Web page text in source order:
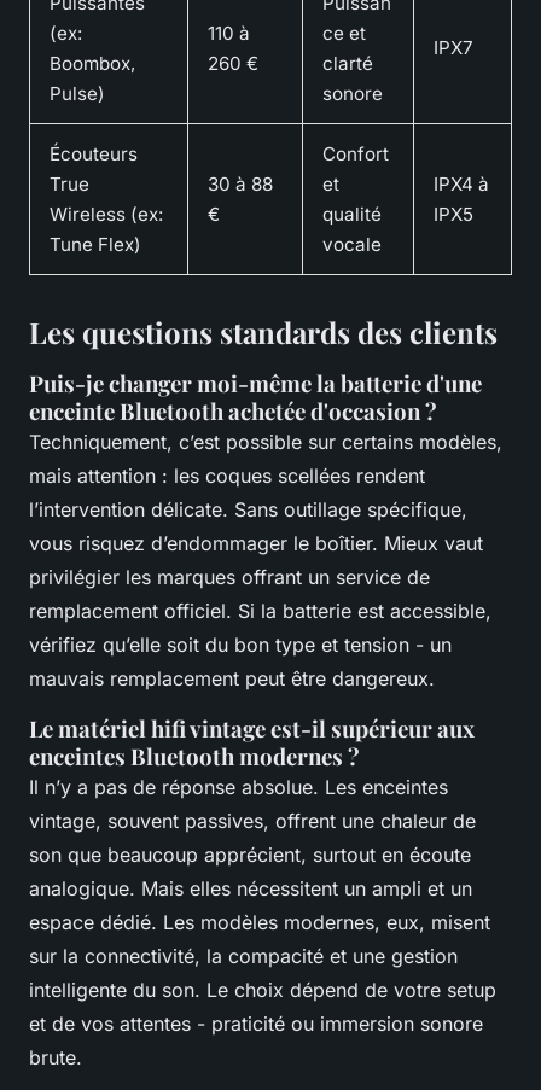
(ex:
Boombox,
Pulse)
110 à
260 €
ce et
clarté
sonore
IPX7
Écouteurs
True
Wireless (ex:
Tune Flex)
30 à 88
€
Confort
et
qualité
vocale
IPX4 à
IPX5
Les questions standards des clients
Puis-je changer moi-même la batterie d'une
enceinte Bluetooth achetée d'occasion ?
Techniquement, c’est possible sur certains modèles,
mais attention : les coques scellées rendent
l’intervention délicate. Sans outillage spécifique,
vous risquez d’endommager le boîtier. Mieux vaut
privilégier les marques offrant un service de
remplacement officiel. Si la batterie est accessible,
vérifiez qu’elle soit du bon type et tension - un
mauvais remplacement peut être dangereux.
Le matériel hifi vintage est-il supérieur aux
enceintes Bluetooth modernes ?
Il n’y a pas de réponse absolue. Les enceintes
vintage, souvent passives, offrent une chaleur de
son que beaucoup apprécient, surtout en écoute
analogique. Mais elles nécessitent un ampli et un
espace dédié. Les modèles modernes, eux, misent
sur la connectivité, la compacité et une gestion
intelligente du son. Le choix dépend de votre setup
et de vos attentes - praticité ou immersion sonore
brute.